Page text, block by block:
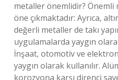
metaller önemlidir? Önemli
öne çıkmaktadır: Ayrıca,
değerli metaller de takı
uygulamalarda yaygın
İnşaat, otomotiv ve
yaygın olarak kullanılır.
korozyona karşı direnci